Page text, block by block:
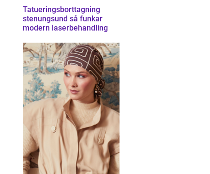
Tatueringsborttagning
stenungsund så funkar
modern laserbehandling